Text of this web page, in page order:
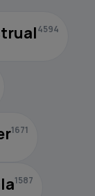
4594
1671
1587